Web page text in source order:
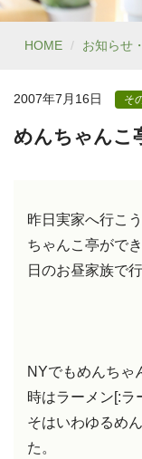
HOME お知らせ
2007年7月16日 そ
めんちゃんこ
昨日実家へ行こ
ちゃんこ亭がで
日のお昼家族で
NYでもめんちゃ
時はラーメン[:ラ
そはいわゆるめ
た。